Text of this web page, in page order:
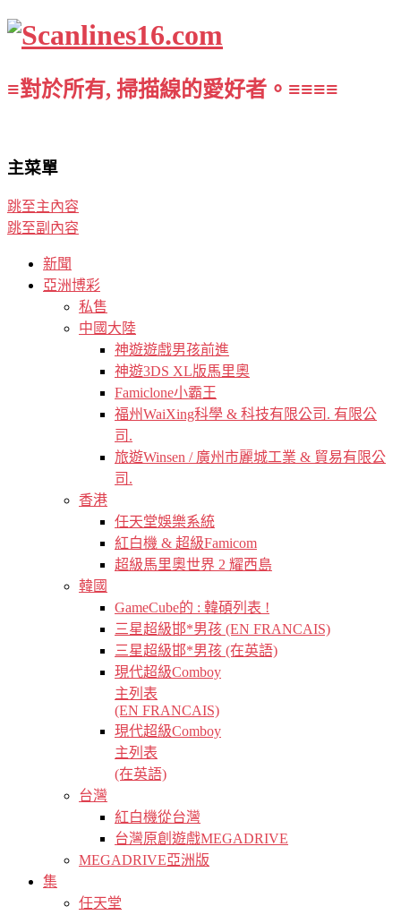
≡對於所有, 掃描線的愛好者。≡≡≡≡
主菜單
跳至主內容
跳至副內容
新聞
亞洲博彩
私售
中國大陸
神遊遊戲男孩前進
神遊3DS XL版馬里奧
Famiclone小霸王
福州WaiXing科學 & 科技有限公司. 有限公
司.
旅遊Winsen / 廣州市麗城工業 & 貿易有限公
司.
香港
任天堂娛樂系統
紅白機 & 超級Famicom
超級馬里奧世界 2 耀西島
韓國
GameCube的 : 韓碩列表 !
三星超級邯*男孩 (EN FRANCAIS)
三星超級邯*男孩 (在英語)
現代超級Comboy
主列表
(EN FRANCAIS)
現代超級Comboy
主列表
(在英語)
台灣
紅白機從台灣
台灣原創遊戲MEGADRIVE
MEGADRIVE亞洲版
集
任天堂